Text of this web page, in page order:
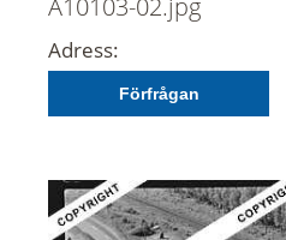
Adress:
Förfrågan